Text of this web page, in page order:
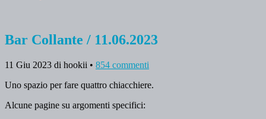
Bar Collante / 11.06.2023
11 Giu 2023 di hookii • 854 commenti
Uno spazio per fare quattro chiacchiere.
Alcune pagine su argomenti specifici: